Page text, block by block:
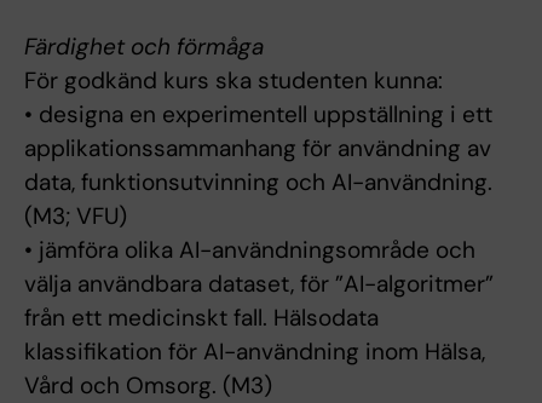
Färdighet och förmåga
För godkänd kurs ska studenten kunna:
• designa en experimentell uppställning i ett
applikationssammanhang för användning av
data, funktionsutvinning och AI-användning.
(M3; VFU)
• jämföra olika AI-användningsområde och
välja användbara dataset, för ”AI-algoritmer”
från ett medicinskt fall. Hälsodata
klassifikation för AI-användning inom Hälsa,
Vård och Omsorg. (M3)